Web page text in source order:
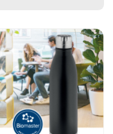
product page